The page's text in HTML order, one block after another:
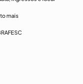
mais